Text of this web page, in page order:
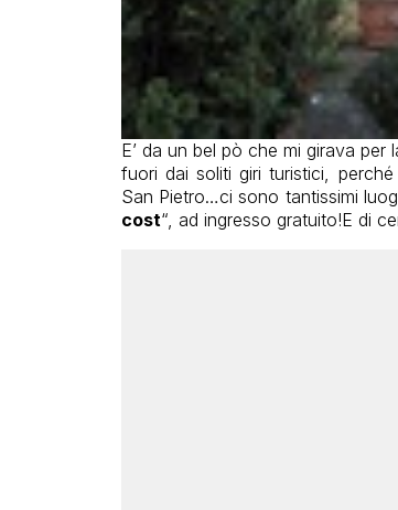
E’ da un bel pò che mi girava
fuori dai soliti giri turistici,
San Pietro…ci sono tantissimi
cost“, ad ingresso gratuito!E di